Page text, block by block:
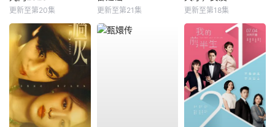
更新至第20集 更新至第21集 更新至第18集